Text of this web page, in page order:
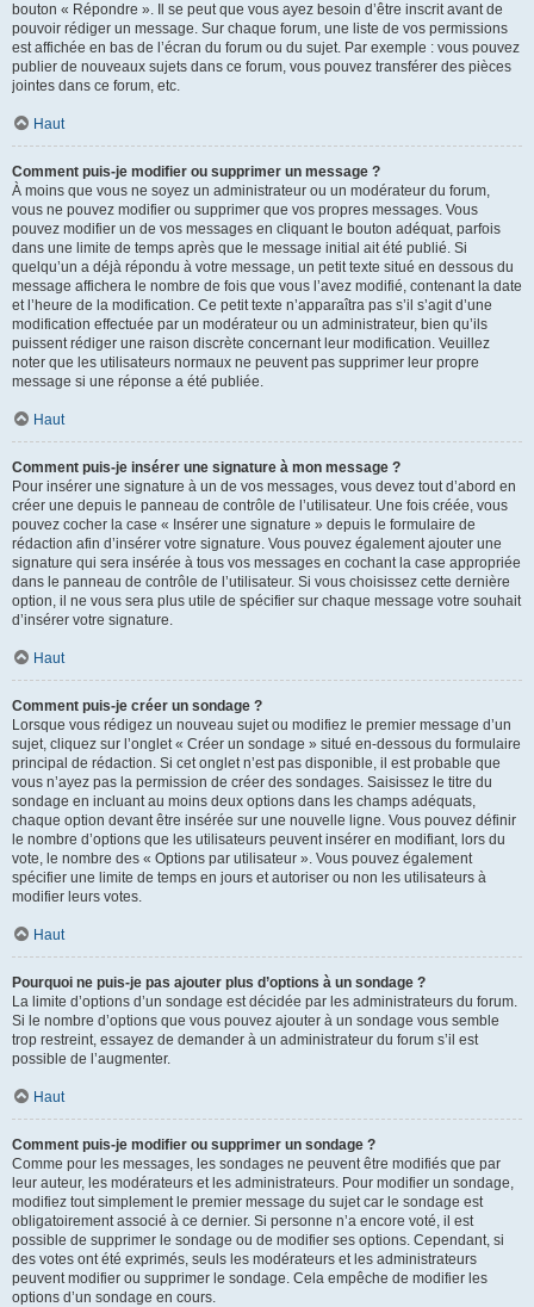
bouton « Répondre ». Il se peut que vous ayez besoin d’être inscrit avant de
pouvoir rédiger un message. Sur chaque forum, une liste de vos permissions
est affichée en bas de l’écran du forum ou du sujet. Par exemple : vous pouvez
publier de nouveaux sujets dans ce forum, vous pouvez transférer des pièces
jointes dans ce forum, etc.
Haut
Comment puis-je modifier ou supprimer un message ?
À moins que vous ne soyez un administrateur ou un modérateur du forum,
vous ne pouvez modifier ou supprimer que vos propres messages. Vous
pouvez modifier un de vos messages en cliquant le bouton adéquat, parfois
dans une limite de temps après que le message initial ait été publié. Si
quelqu’un a déjà répondu à votre message, un petit texte situé en dessous du
message affichera le nombre de fois que vous l’avez modifié, contenant la date
et l’heure de la modification. Ce petit texte n’apparaîtra pas s’il s’agit d’une
modification effectuée par un modérateur ou un administrateur, bien qu’ils
puissent rédiger une raison discrète concernant leur modification. Veuillez
noter que les utilisateurs normaux ne peuvent pas supprimer leur propre
message si une réponse a été publiée.
Haut
Comment puis-je insérer une signature à mon message ?
Pour insérer une signature à un de vos messages, vous devez tout d’abord en
créer une depuis le panneau de contrôle de l’utilisateur. Une fois créée, vous
pouvez cocher la case « Insérer une signature » depuis le formulaire de
rédaction afin d’insérer votre signature. Vous pouvez également ajouter une
signature qui sera insérée à tous vos messages en cochant la case appropriée
dans le panneau de contrôle de l’utilisateur. Si vous choisissez cette dernière
option, il ne vous sera plus utile de spécifier sur chaque message votre souhait
d’insérer votre signature.
Haut
Comment puis-je créer un sondage ?
Lorsque vous rédigez un nouveau sujet ou modifiez le premier message d’un
sujet, cliquez sur l’onglet « Créer un sondage » situé en-dessous du formulaire
principal de rédaction. Si cet onglet n’est pas disponible, il est probable que
vous n’ayez pas la permission de créer des sondages. Saisissez le titre du
sondage en incluant au moins deux options dans les champs adéquats,
chaque option devant être insérée sur une nouvelle ligne. Vous pouvez définir
le nombre d’options que les utilisateurs peuvent insérer en modifiant, lors du
vote, le nombre des « Options par utilisateur ». Vous pouvez également
spécifier une limite de temps en jours et autoriser ou non les utilisateurs à
modifier leurs votes.
Haut
Pourquoi ne puis-je pas ajouter plus d’options à un sondage ?
La limite d’options d’un sondage est décidée par les administrateurs du forum.
Si le nombre d’options que vous pouvez ajouter à un sondage vous semble
trop restreint, essayez de demander à un administrateur du forum s’il est
possible de l’augmenter.
Haut
Comment puis-je modifier ou supprimer un sondage ?
Comme pour les messages, les sondages ne peuvent être modifiés que par
leur auteur, les modérateurs et les administrateurs. Pour modifier un sondage,
modifiez tout simplement le premier message du sujet car le sondage est
obligatoirement associé à ce dernier. Si personne n’a encore voté, il est
possible de supprimer le sondage ou de modifier ses options. Cependant, si
des votes ont été exprimés, seuls les modérateurs et les administrateurs
peuvent modifier ou supprimer le sondage. Cela empêche de modifier les
options d’un sondage en cours.